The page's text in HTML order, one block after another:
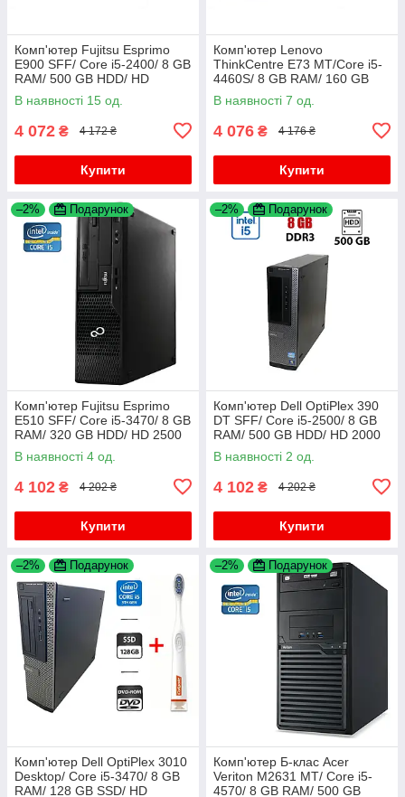
Комп'ютер Fujitsu Esprimo
E900 SFF/ Core i5-2400/ 8 GB
RAM/ 500 GB HDD/ HD
2000+Флешка 64 GB
В наявності 15 од.
4 072 ₴ 4 172 ₴
Купити
Комп'ютер Lenovo
ThinkCentre E73 MT/Core i5-
4460S/ 8 GB RAM/ 160 GB
HDD/HD 4600+Флешка USB
32 GB
В наявності 7 од.
4 076 ₴ 4 176 ₴
Купити
–2% Подарунок
Комп'ютер Fujitsu Esprimo
E510 SFF/ Core i5-3470/ 8 GB
RAM/ 320 GB HDD/ HD 2500
В наявності 4 од.
4 102 ₴ 4 202 ₴
Купити
–2% Подарунок
Комп'ютер Dell OptiPlex 390
DT SFF/ Core i5-2500/ 8 GB
RAM/ 500 GB HDD/ HD 2000
В наявності 2 од.
4 102 ₴ 4 202 ₴
Купити
–2% Подарунок
Комп'ютер Dell OptiPlex 3010
Desktop/ Core i5-3470/ 8 GB
RAM/ 128 GB SSD/ HD
–2% Подарунок
Комп'ютер Б-клас Acer
Veriton M2631 MT/ Core i5-
4570/ 8 GB RAM/ 500 GB